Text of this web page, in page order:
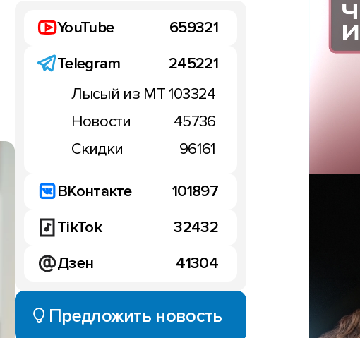
YouTube
659321
Telegram
245221
Лысый из МТ103324
Новости
45736
Скидки
96161
ВКонтакте
101897
TikTok
32432
Дзен
41304
Предложить новость